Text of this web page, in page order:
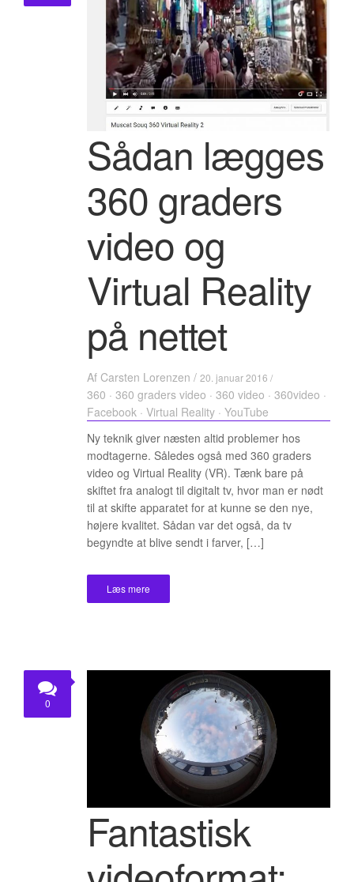
Sådan lægges
360 graders
video og
Virtual Reality
på nettet
Af Carsten Lorenzen / 20. januar 2016 /
360 · 360 graders video · 360 video · 360video ·
Facebook · Virtual Reality · YouTube
Ny teknik giver næsten altid problemer hos
modtagerne. Således også med 360 graders
video og Virtual Reality (VR). Tænk bare på
skiftet fra analogt til digitalt tv, hvor man er nødt
til at skifte apparatet for at kunne se den nye,
højere kvalitet. Sådan var det også, da tv
begyndte at blive sendt i farver, […]
Læs mere
0
Fantastisk